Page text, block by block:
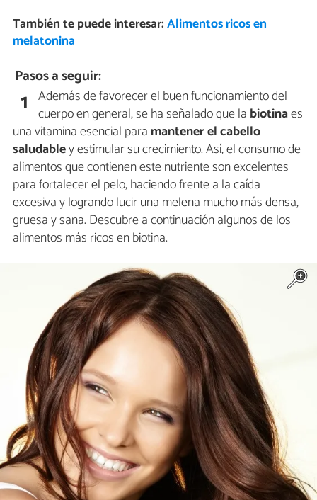
También te puede interesar:Alimentos ricos en
melatonina
Pasos a seguir:
1 Además de favorecer el buen funcionamiento del
cuerpo en general, se ha señalado que la biotinaes
una vitamina esencial para mantener el cabello
saludabley estimular su crecimiento. Así, el consumo de
alimentos que contienen este nutriente son excelentes
para fortalecer el pelo, haciendo frente a la caída
excesiva y logrando lucir una melena mucho más densa,
gruesa y sana. Descubre a continuación algunos de los
alimentos más ricos en biotina.